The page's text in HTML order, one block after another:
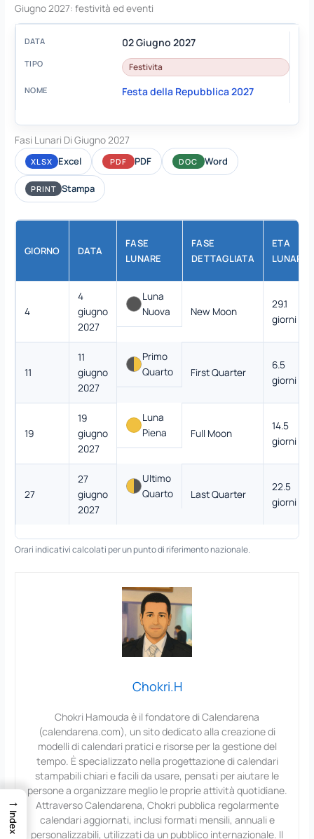
Giugno 2027: festività ed eventi
02 Giugno 2027
Festivita
Festa della Repubblica 2027
Fasi Lunari Di Giugno 2027
XLSX Excel PDF PDF DOC Word
PRINT Stampa
GIORNO DATA
FASE
LUNARE
FASE
DETTAGLIATA
ETA
LUNARE
4
4
giugno
2027
Luna
Nuova
New Moon
29.1
giorni
11
11
giugno
2027
Primo
Quarto
First Quarter
6.5
giorni
19
19
giugno
2027
Luna
Piena
Full Moon
14.5
giorni
27
27
giugno
2027
Ultimo
Quarto
Last Quarter
22.5
giorni
Orari indicativi calcolati per un punto di riferimento nazionale.
Chokri.H
Chokri Hamouda è il fondatore di Calendarena
(calendarena.com), un sito dedicato alla creazione di
modelli di calendari pratici e risorse per la gestione del
tempo. È specializzato nella progettazione di calendari
stampabili chiari e facili da usare, pensati per aiutare le
persone a organizzare meglio le proprie attività quotidiane.
Attraverso Calendarena, Chokri pubblica regolarmente
calendari aggiornati, inclusi formati mensili, annuali e
personalizzabili, utilizzati da un pubblico internazionale. Il
→
Index